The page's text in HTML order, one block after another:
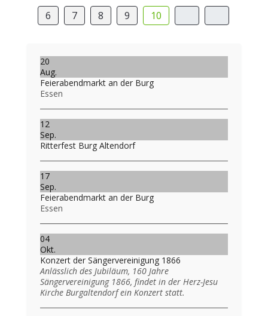
6 7 8 9 10
20
Aug.
Feierabendmarkt an der Burg
Essen
12
Sep.
Ritterfest Burg Altendorf
17
Sep.
Feierabendmarkt an der Burg
Essen
04
Okt.
Konzert der Sängervereinigung 1866
Anlässlich des Jubiläum, 160 Jahre
Sängervereinigung 1866, findet in der Herz-Jesu
Kirche Burgaltendorf ein Konzert statt.